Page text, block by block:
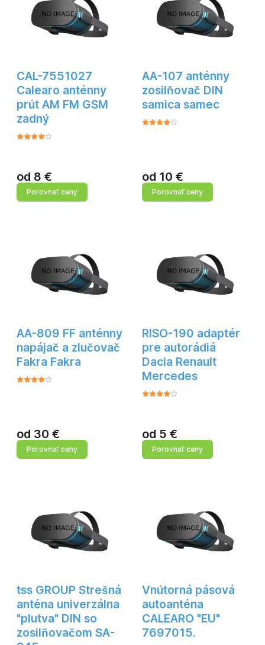
CAL-7551027
Calearo anténny
prút AM FM GSM
zadný
od 8 €
Porovnať ceny
AA-107 anténny
zosilňovač DIN
samica samec
od 10 €
Porovnať ceny
AA-809 FF anténny
napájač a zlučovač
Fakra Fakra
od 30 €
Porovnať ceny
RISO-190 adaptér
pre autorádiá
Dacia Renault
Mercedes
od 5 €
Porovnať ceny
tss GROUP Strešná
anténa univerzálna
"plutva" DIN so
zosilňovačom SA-
Vnútorná pásová
autoanténa
CALEARO "EU"
7697015.